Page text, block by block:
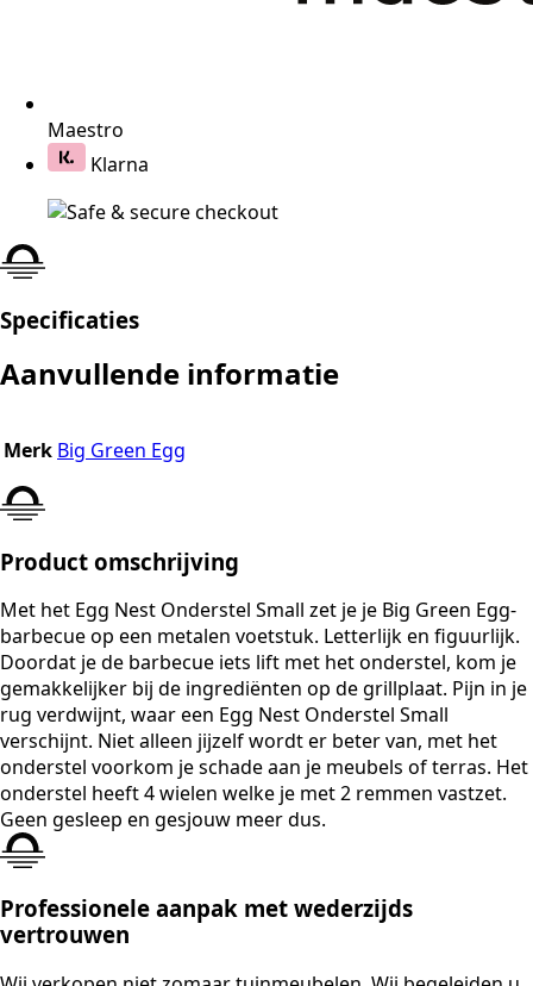
Maestro
Klarna
Specificaties
Aanvullende informatie
Merk Big Green Egg
Product omschrijving
Met het Egg Nest Onderstel Small zet je je Big Green Egg-
barbecue op een metalen voetstuk. Letterlijk en figuurlijk.
Doordat je de barbecue iets lift met het onderstel, kom je
gemakkelijker bij de ingrediënten op de grillplaat. Pijn in je
rug verdwijnt, waar een Egg Nest Onderstel Small
verschijnt. Niet alleen jijzelf wordt er beter van, met het
onderstel voorkom je schade aan je meubels of terras. Het
onderstel heeft 4 wielen welke je met 2 remmen vastzet.
Geen gesleep en gesjouw meer dus.
Professionele aanpak met wederzijds
vertrouwen